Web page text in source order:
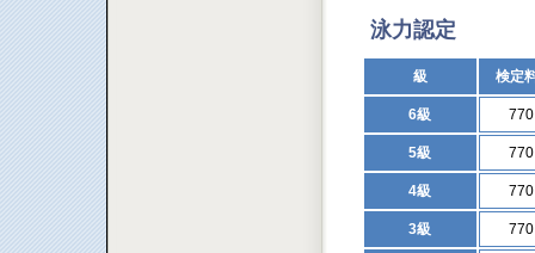
泳力認定
級 検定
6級
5級
4級
3級